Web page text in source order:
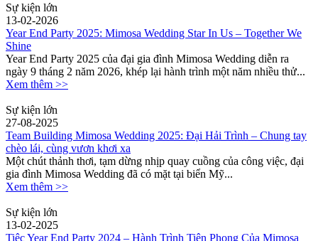
Sự kiện lớn
13-02-2026
Year End Party 2025: Mimosa Wedding Star In Us – Together We
Shine
Year End Party 2025 của đại gia đình Mimosa Wedding diễn ra
ngày 9 tháng 2 năm 2026, khép lại hành trình một năm nhiều thử...
Xem thêm >>
Sự kiện lớn
27-08-2025
Team Building Mimosa Wedding 2025: Đại Hải Trình – Chung tay
chèo lái, cùng vươn khơi xa
Một chút thảnh thơi, tạm dừng nhịp quay cuồng của công việc, đại
gia đình Mimosa Wedding đã có mặt tại biển Mỹ...
Xem thêm >>
Sự kiện lớn
13-02-2025
Tiệc Year End Party 2024 – Hành Trình Tiên Phong Của Mimosa